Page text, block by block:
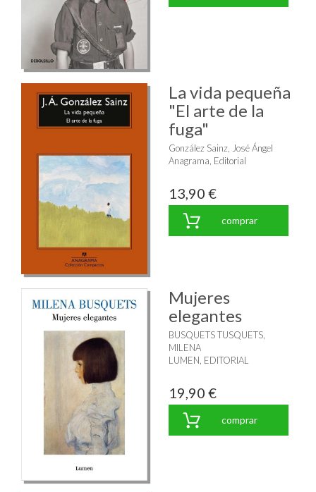
La vida pequeña
"El arte de la
fuga"
González Sainz, José Ángel
Anagrama, Editorial
13,90 €
comprar
Mujeres
elegantes
BUSQUETS TUSQUETS,
MILENA
LUMEN, EDITORIAL
19,90 €
comprar